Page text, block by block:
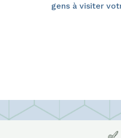
gens à visiter